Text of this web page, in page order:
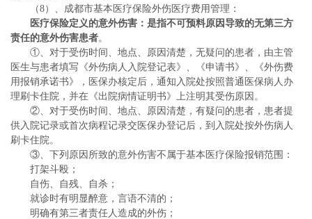
（8）、成都市基本医疗保险外伤医疗费用管理：
医疗保险定义的意外伤害：是指不可预料原因导致的无第三方
责任的意外伤害患者。
①、对于受伤时间、地点、原因清楚，无疑问的患者，由主管
医生与患者填写《外伤病人入院登记表》、《申请书》、《外伤费
用报销承诺书》，医保办核定后，通知入院处按照普通医保病人办
理刷卡住院，并在《出院病情证明书》上注明其受伤原因。
②、对于受伤时间、地点、原因清楚，有疑问的患者，患者提
供入院记录或首次病程记录交医保办登记后，到入院处按外伤病人
刷卡住院。
③、下列原因所致的意外伤害不属于基本医疗保险报销范围：
打架斗殴；
自伤、自残、自杀；
就诊时有明显醉意，言语不清的；
明确有第三者责任人造成的外伤；